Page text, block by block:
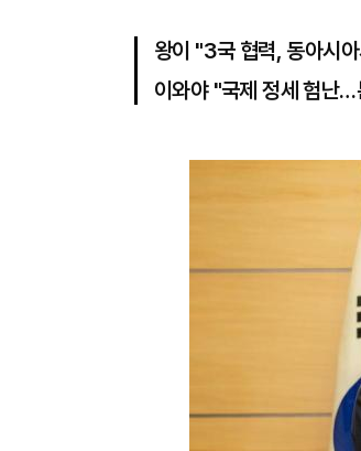
왕이 "3국 협력, 동아시
이와야 "국제 정세 험난…